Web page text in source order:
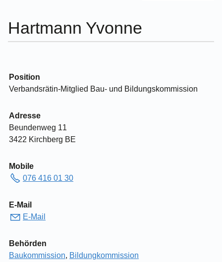
Hartmann Yvonne
Position
Verbandsrätin-Mitglied Bau- und Bildungskommission
Adresse
Beundenweg 11
3422 Kirchberg BE
Mobile
076 416 01 30
E-Mail
E-Mail
Behörden
Baukommission, Bildungkommission